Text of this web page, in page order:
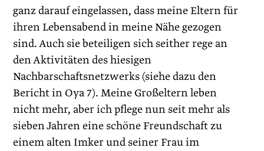
ganz darauf eingelassen, dass meine Eltern für
ihren Lebensabend in meine Nähe gezogen
sind. Auch sie beteiligen sich seither rege an
den Aktivitäten des hiesigen
Nachbarschaftsnetzwerks (siehe dazu den
Bericht in Oya 7). Meine Großeltern leben
nicht mehr, aber ich pflege nun seit mehr als
sieben Jahren eine schöne Freundschaft zu
einem alten Imker und seiner Frau im